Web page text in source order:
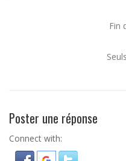
Fin
Poster une réponse
Connect with: